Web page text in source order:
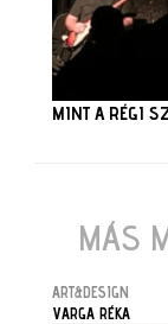
MINT A RÉGI
MÁS
ART&DESIGN
VARGA RÉKA